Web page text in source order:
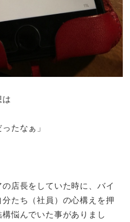
たなぁ」
店長をしていた時に、バイ
たち（社員）の心構えを押
悩んでいた事がありまし